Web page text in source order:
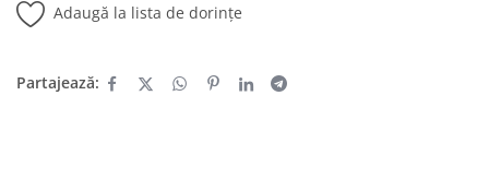
Adaugă la lista de dorințe
Partajează: